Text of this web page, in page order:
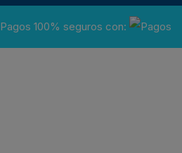
Pagos 100% seguros con: